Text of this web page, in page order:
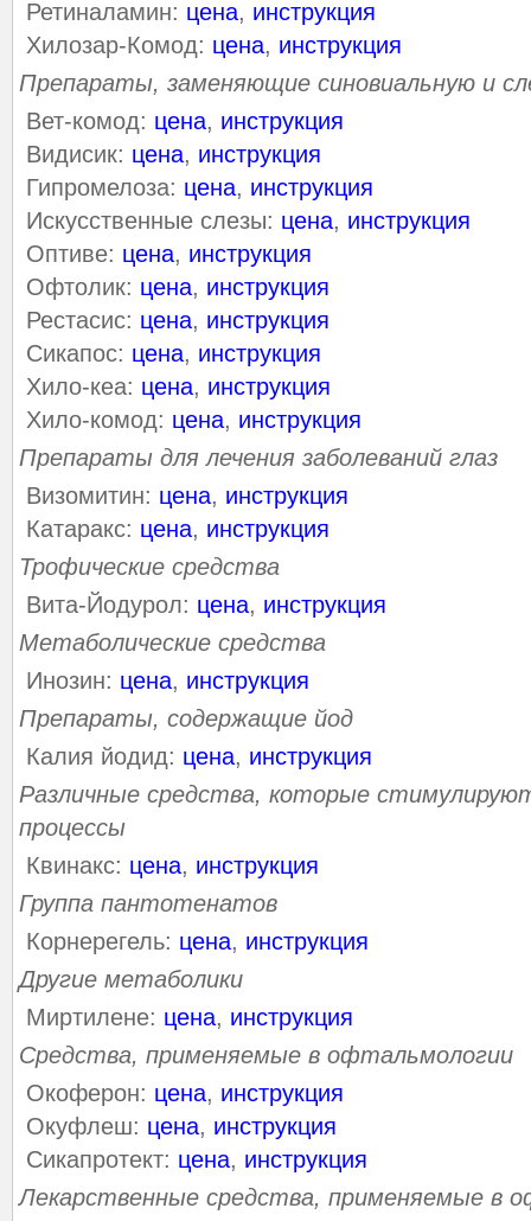
Ретиналамин: цена, инструкция
Хилозар-Комод: цена, инструкция
Препараты, заменяющие синовиальную и
Вет-комод: цена, инструкция
Видисик: цена, инструкция
Гипромелоза: цена, инструкция
Искусственные слезы: цена, инструкция
Оптиве: цена, инструкция
Офтолик: цена, инструкция
Рестасис: цена, инструкция
Сикапос: цена, инструкция
Хило-кеа: цена, инструкция
Хило-комод: цена, инструкция
Препараты для лечения заболеваний глаз
Визомитин: цена, инструкция
Катаракс: цена, инструкция
Трофические средства
Вита-Йодурол: цена, инструкция
Метаболические средства
Инозин: цена, инструкция
Препараты, содержащие йод
Калия йодид: цена, инструкция
Различные средства, которые
процессы
Квинакс: цена, инструкция
Группа пантотенатов
Корнерегель: цена, инструкция
Другие метаболики
Миртилене: цена, инструкция
Средства, применяемые в офтальмологии
Окоферон: цена, инструкция
Окуфлеш: цена, инструкция
Сикапротект: цена, инструкция
Лекарственные средства, применяемые в